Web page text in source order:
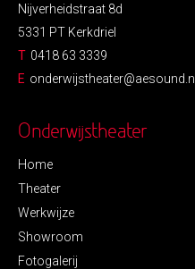
Nijverheidstraat 8d
5331 PT Kerkdriel
T 0418 63 3339
E onderwijstheater@aesound.nl
Onderwijstheater
Home
Theater
Werkwijze
Showroom
Fotogalerij